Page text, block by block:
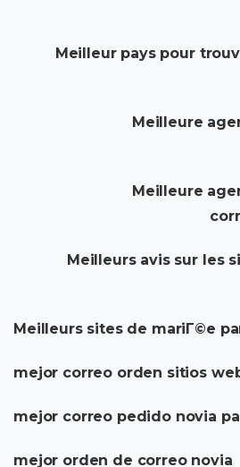
Meilleur pays pour
Meilleure
Meilleure
Meilleurs avis sur les
Meilleurs sites de mariГ©e
mejor correo orden sitios
mejor correo pedido novia
mejor orden de correo novia